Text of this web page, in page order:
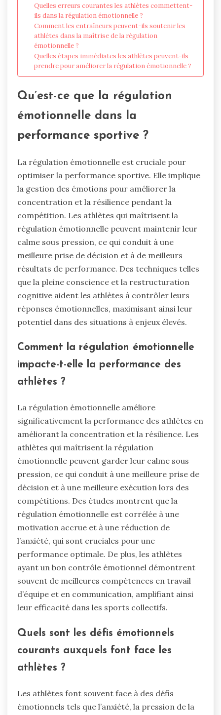
Quelles erreurs courantes les athlètes commettent-
ils dans la régulation émotionnelle ?
Comment les entraîneurs peuvent-ils soutenir les
athlètes dans la maîtrise de la régulation
émotionnelle ?
Quelles étapes immédiates les athlètes peuvent-ils
prendre pour améliorer la régulation émotionnelle ?
Qu’est-ce que la régulation
émotionnelle dans la
performance sportive ?
La régulation émotionnelle est cruciale pour
optimiser la performance sportive. Elle implique
la gestion des émotions pour améliorer la
concentration et la résilience pendant la
compétition. Les athlètes qui maîtrisent la
régulation émotionnelle peuvent maintenir leur
calme sous pression, ce qui conduit à une
meilleure prise de décision et à de meilleurs
résultats de performance. Des techniques telles
que la pleine conscience et la restructuration
cognitive aident les athlètes à contrôler leurs
réponses émotionnelles, maximisant ainsi leur
potentiel dans des situations à enjeux élevés.
Comment la régulation émotionnelle
impacte-t-elle la performance des
athlètes ?
La régulation émotionnelle améliore
significativement la performance des athlètes en
améliorant la concentration et la résilience. Les
athlètes qui maîtrisent la régulation
émotionnelle peuvent garder leur calme sous
pression, ce qui conduit à une meilleure prise de
décision et à une meilleure exécution lors des
compétitions. Des études montrent que la
régulation émotionnelle est corrélée à une
motivation accrue et à une réduction de
l’anxiété, qui sont cruciales pour une
performance optimale. De plus, les athlètes
ayant un bon contrôle émotionnel démontrent
souvent de meilleures compétences en travail
d’équipe et en communication, amplifiant ainsi
leur efficacité dans les sports collectifs.
Quels sont les défis émotionnels
courants auxquels font face les
athlètes ?
Les athlètes font souvent face à des défis
émotionnels tels que l’anxiété, la pression de la